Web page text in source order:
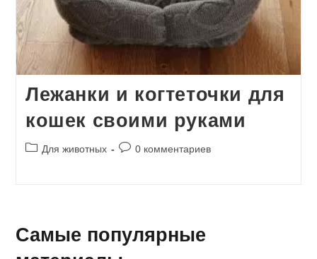
Лежанки и когтеточки для
кошек своими руками
Рубрика
Для животных
Комментарии
0 комментариев
Самые популярные